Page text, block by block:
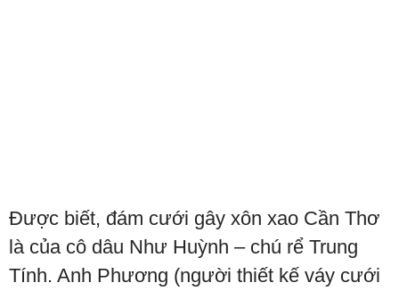
Được biết, đám cưới gây xôn xao Cần Thơ
là của cô dâu Như Huỳnh – chú rể Trung
Tính. Anh Phương (người thiết kế váy cưới